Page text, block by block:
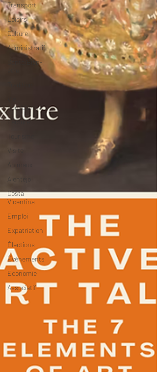
Transport
Loisirs
Culture
Administratif
Santé/Bien-
quotidienne
Lecture
Visite
Alentejo
Costa
Vicentina
Emploi
Expatriation
Élections
Événements
Economie
Associatif